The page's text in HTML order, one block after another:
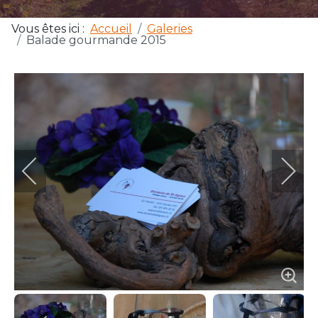
Vous êtes ici : Accueil
Galeries
Balade gourmande 2015